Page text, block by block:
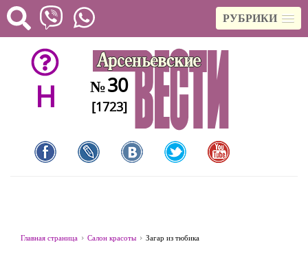
РУБРИКИ
H №30
[1723]
Главная страница Салон красоты Загар из тюбика